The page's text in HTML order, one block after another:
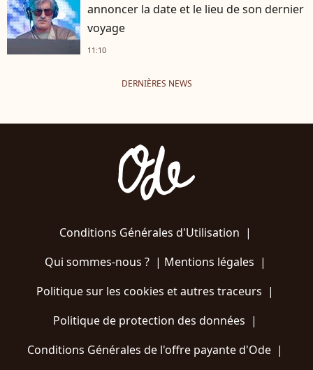
annoncer la date et le lieu de son dernier
voyage
11:10
DERNIÈRES NEWS
Conditions Générales d'Utilisation |
Qui sommes-nous ?| Mentions légales |
Politique sur les cookies et autres traceurs |
Politique de protection des données |
Conditions Générales de l'offre payante d'Ode |